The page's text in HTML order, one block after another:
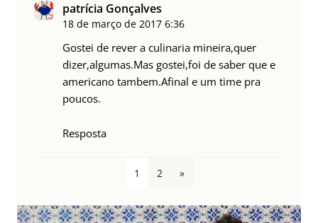
patrícia Gonçalves
18 de março de 2017 6:36
Gostei de rever a culinaria mineira,quer
dizer,algumas.Mas gostei,foi de saber que e
americano tambem.Afinal e um time pra
poucos.
Resposta
1 2 »